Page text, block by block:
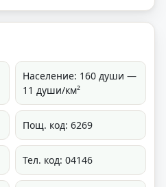
Население: 160 души —
11 души/км²
Пощ. код: 6269
Тел. код: 04146